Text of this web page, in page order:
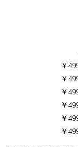
￥
￥
￥
￥
￥
￥